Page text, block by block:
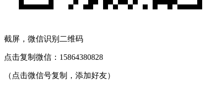
截屏，微信识别二维码
点击复制微信：15864380828
（点击微信号复制，添加好友）